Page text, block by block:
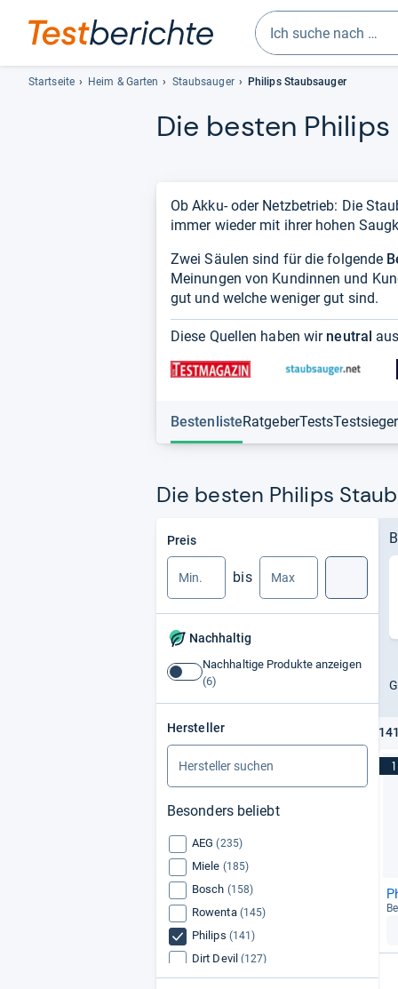
Geben
Sie
drei
Zeichen
erscheinen
automatisch
lassen
sich
mit
den
Pfeiltasten
Startseite Heim & Garten Staubsauger Philips Staubsauger
Die bes­ten
Ob Akku- oder Netzbetrieb: Die
immer wieder mit ihrer hohen
Zwei Säulen sind für die folgende
Meinungen von Kundinnen und
gut und welche weniger gut sind.
Diese Quellen haben wir neutral
BestenlisteRatgeberTestsTestsieger
Die besten Philips
Preis
bis
Nachhaltig
Nachhaltige
Nachhaltige Produkte anzeigen
Hersteller
Besonders beliebt
AEG (235)
Miele (185)
Bosch (158)
Rowenta (145)
Philips (141)
Dirt Devil (127)
Siemens (110)
1